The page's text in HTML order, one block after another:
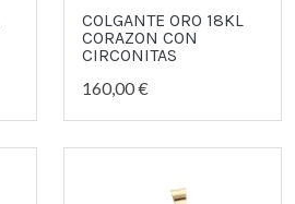
COLGANTE ORO 18KL
CORAZON CON
CIRCONITAS
160,00 €